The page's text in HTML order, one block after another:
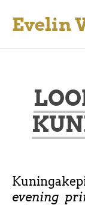
Evelin
evening